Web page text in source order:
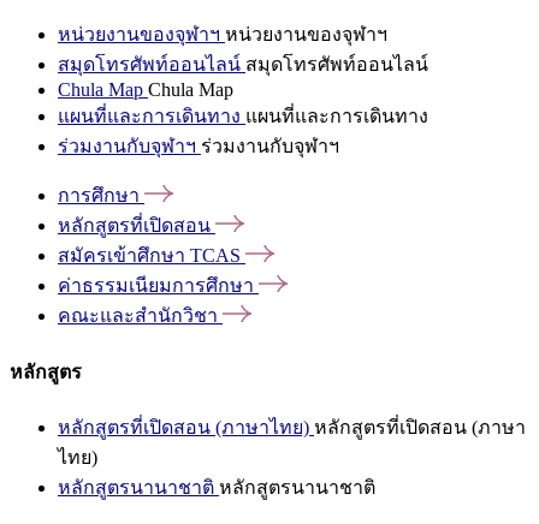
หน่วยงานของจุฬาฯ หน่วยงานของจุฬาฯ
สมุดโทรศัพท์ออนไลน์ สมุดโทรศัพท์ออนไลน์
Chula Map Chula Map
แผนที่และการเดินทาง แผนที่และการเดินทาง
ร่วมงานกับจุฬาฯ ร่วมงานกับจุฬาฯ
การศึกษา
หลักสูตรที่เปิดสอน
สมัครเข้าศึกษา TCAS
ค่าธรรมเนียมการศึกษา
คณะและสำนักวิชา
หลักสูตร
หลักสูตรที่เปิดสอน (ภาษาไทย) หลักสูตรที่เปิดสอน (ภาษา
ไทย)
หลักสูตรนานาชาติ หลักสูตรนานาชาติ